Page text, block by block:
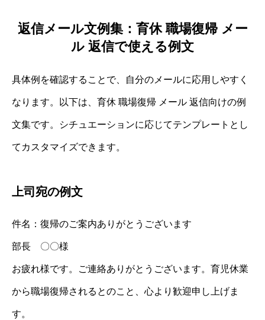
返信メール文例集：育休 職場復帰 メー
ル 返信で使える例文
具体例を確認することで、自分のメールに応用しやすく
なります。以下は、育休 職場復帰 メール 返信向けの例
文集です。シチュエーションに応じてテンプレートとし
てカスタマイズできます。
上司宛の例文
件名：復帰のご案内ありがとうございます
部長 〇〇様
お疲れ様です。ご連絡ありがとうございます。育児休業
から職場復帰されるとのこと、心より歓迎申し上げま
す。